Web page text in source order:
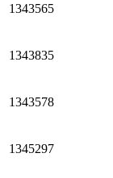
1343565
1343835
1343578
1345297